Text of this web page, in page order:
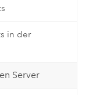
in der
Server